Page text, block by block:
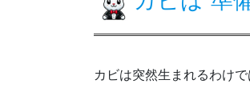
カビは突然生まれるわけで